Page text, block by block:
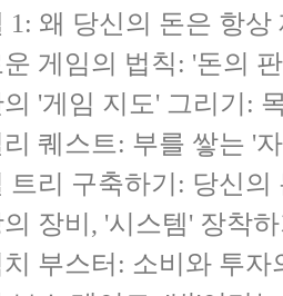
1: 왜 당신의 돈은 항
운 게임의 법칙: '돈의
의 '게임 지도' 그리기:
리 퀘스트: 부를 쌓는 '
트리 구축하기: 당신
의 장비, '시스템' 장착
치 부스터: 소비와 투자